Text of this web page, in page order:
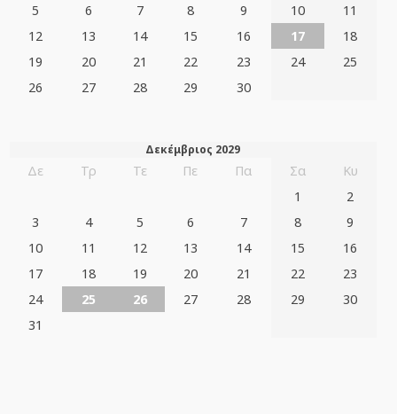
5
6 7 8 9 10
11
12
13 14 15 16 17
18
19
20 21 22 23 24
25
26
27 28 29 30
Δεκέμβριος 2029
Δε Τρ Τε Πε Πα Σα
Κυ
1
2
3
4 5 6 7 8
9
10
11 12 13 14 15
16
17
18 19 20 21 22
23
24
25 26 27 28 29
30
31